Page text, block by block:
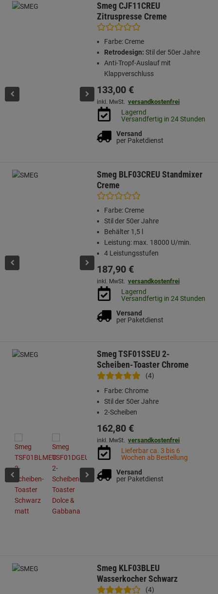
Smeg CJF11CREU
Zitruspresse Creme
Farbe: Creme
Retrodesign: Stil der 50er Jahre
Anti-Tropf-Auslauf mit
Klappverschluss
133,00 €
inkl. MwSt. versandkostenfrei
Lagernd
Versandfertig in 24 Stunden
Versand
per Paketdienst
Smeg BLF03CREU Standmixer
Creme
Farbe: Creme
Stil der 50er Jahre
Behälter 1,5 l
Leistung: max. 18000 U/min.
4 Leistungsstufen
187,90 €
inkl. MwSt. versandkostenfrei
Lagernd
Versandfertig in 24 Stunden
Versand
per Paketdienst
Smeg TSF01SSEU 2-
Scheiben-Toaster Chrome
(4)
Farbe: Chrome
Stil der 50er Jahre
2-Scheiben
162,80 €
inkl. MwSt. versandkostenfrei
Lieferbar ca. 3 bis 6
Wochen ab Bestellung
Versand
per Paketdienst
Smeg KLF03BLEU
Wasserkocher Schwarz
(4)